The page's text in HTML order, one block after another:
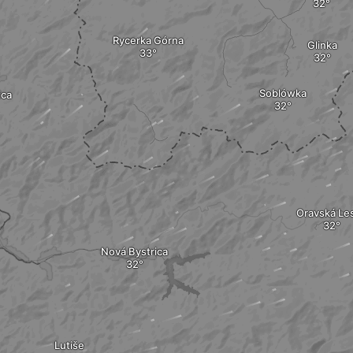
Oravská
Nová Bystrica
Glinka
Rycerka Górna
Soblówka
Lutiše